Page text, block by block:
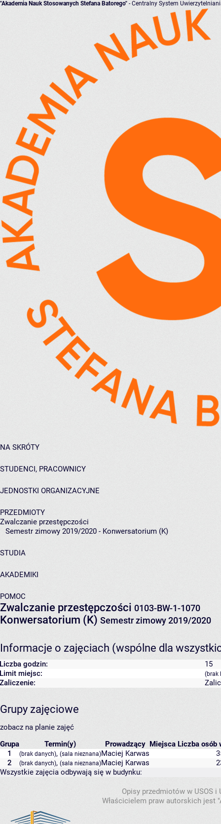
"Akademia Nauk Stosowanych Stefana Batorego" - Centralny System
NA SKRÓTY
STUDENCI, PRACOWNICY
JEDNOSTKI ORGANIZACYJNE
PRZEDMIOTY
Zwalczanie przestępczości
Semestr zimowy 2019/2020 - Konwersatorium (K)
STUDIA
AKADEMIKI
POMOC
Zwalczanie przestępczości 0103-BW-1-1070
Konwersatorium (K) Semestr zimowy 2019/2020
Informacje o zajęciach (wspólne dla
Liczba godzin:
15
Limit miejsc:
(brak
Zaliczenie:
Grupy zajęciowe
zobacz na planie zajęć
Grupa
Termin(y) Prowadzący Miejsca Liczba osób
1
(brak danych), (sala nieznana)Maciej Karwas
2
(brak danych), (sala nieznana)Maciej Karwas
Wszystkie zajęcia odbywają się w budynku:
Opisy przedmiotów w USOS
Właścicielem praw autorskich jest